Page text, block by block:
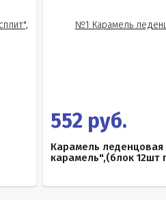
552 руб.
Карамель
карамель",(блок 12шт